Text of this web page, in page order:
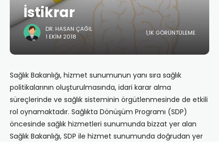
İstikrar
DR. HASAN ÇAĞIL
1 EKIM 2018
1,1K GÖRÜNTÜLEME
Sağlık Bakanlığı, hizmet sunumunun yanı sıra sağlık
politikalarının oluşturulmasında, idari karar alma
süreçlerinde ve sağlık sisteminin örgütlenmesinde de etkili
rol oynamaktadır. Sağlıkta Dönüşüm Programı (SDP)
öncesinde sağlık hizmetleri sunumunda bizzat yer alan
Sağlık Bakanlığı, SDP ile hizmet sunumunda doğrudan yer